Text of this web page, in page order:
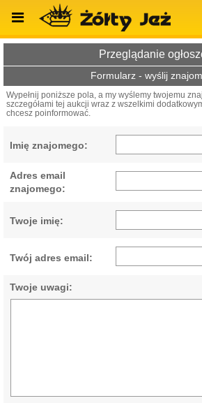
Wyszukiwanie
Przeglądanie
Formularz - wyślij
Wypełnij poniższe pola, a my wyślemy twojemu
szczegółami tej aukcji wraz z wszelkimi
chcesz poinformować.
Imię znajomego:
Adres email
znajomego:
Twoje imię:
Twój adres email:
Twoje uwagi: